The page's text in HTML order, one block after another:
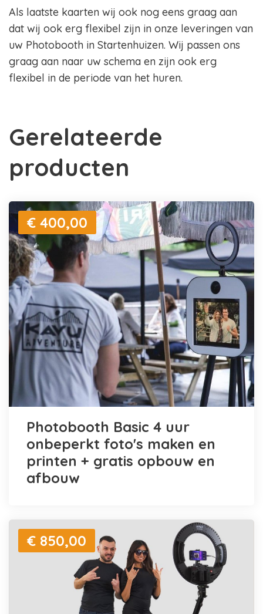
Als laatste kaarten wij ook nog eens graag aan
dat wij ook erg flexibel zijn in onze leveringen van
uw Photobooth in Startenhuizen. Wij passen ons
graag aan naar uw schema en zijn ook erg
flexibel in de periode van het huren.
Gerelateerde
producten
€ 400,00
Photobooth Basic 4 uur
onbeperkt foto's maken en
printen + gratis opbouw en
afbouw
€ 850,00